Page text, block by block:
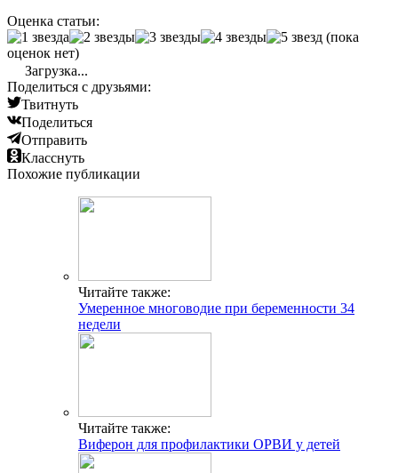
Оценка статьи:
(пока
оценок нет)
Загрузка...
Поделиться с друзьями:
Твитнуть
Поделиться
Отправить
Класснуть
Похожие публикации
Читайте также:
Умеренное многоводие при беременности 34
недели
Читайте также:
Виферон для профилактики ОРВИ у детей